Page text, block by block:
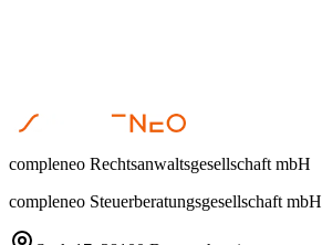
compleneo Rechtsanwaltsgesellschaft mbH
compleneo Steuerberatungsgesellschaft mbH